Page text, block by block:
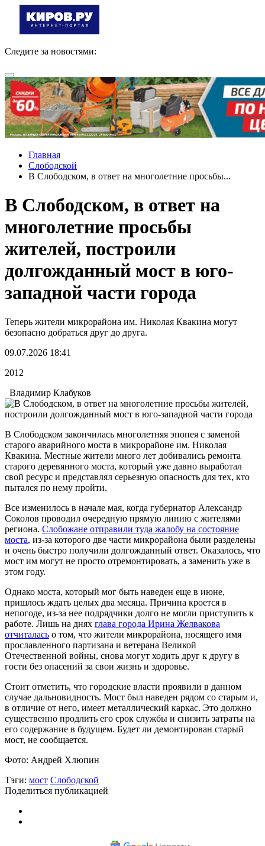
Следите за новостями:
Главная
Слободской
В Слободском, в ответ на многолетние просьбы...
В Слободском, в ответ на
многолетние просьбы
жителей, построили
долгожданный мост в юго-
западной части города
Теперь жители микрорайона им. Николая Квакина могут
безопасно добраться друг до друга.
09.07.2026 18:41
2012
Владимир Клабуков
В Слободском закончилась многолетняя эпопея с заменой
старого аварийного моста в микрорайоне им. Николая
Квакина. Местные жители много лет добивались ремонта
старого деревянного моста, который уже давно выработал
свой ресурс и представлял серьезную опасность для тех, кто
пытался по нему пройти.
Все изменилось в начале мая, когда губернатор Александр
Соколов проводил очередную прямую линию с жителями
региона. Слобожане отправили туда жалобу на состояние
моста, из-за которого две части микрорайона были разделены
и очень быстро получили долгожданный ответ. Оказалось, что
мост им могут не просто отремонтировать, а заменить уже в
этом году.
Однако моста, который мог быть наведен еще в июне,
пришлось ждать целых два месяца. Причина кроется в
непогоде, из-за нее подрядчики долго не могли приступить к
работе. Лишь на днях глава города Ирина Желвакова
отчиталась о том, что жители микрорайона, носящего имя
прославленного партизана и ветерана Великой
Отечественной войны, снова могут ходить друг к другу в
гости без опасений за свои жизнь и здоровье.
Стоит отметить, что городские власти проявили в данном
случае дальновидность. Мост был наведен рядом со старым и,
в отличие от него, имеет металлический каркас. Это должно
существенно продлить его срок службы и снизить затраты на
его содержание в будущем. Будет ли демонтирован старый
мост, не сообщается.
Фото: Андрей Хлюпин
Тэги: мост Слободской
Поделиться публикацией